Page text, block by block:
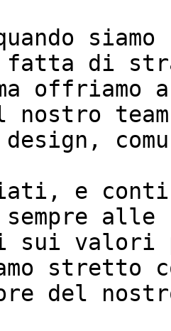
fatta di
offriamo
nostro
e
alle
sui valori
stretto
del